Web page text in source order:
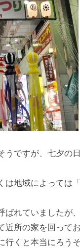
うですが、七夕の
は地域によっては
ばれていましたが
所の家を回って
行くと本当にろう